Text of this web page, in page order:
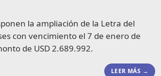
la ampliación de la Letra del
con vencimiento el 7 de enero de
de USD 2.689.992.
LEER MÁS →